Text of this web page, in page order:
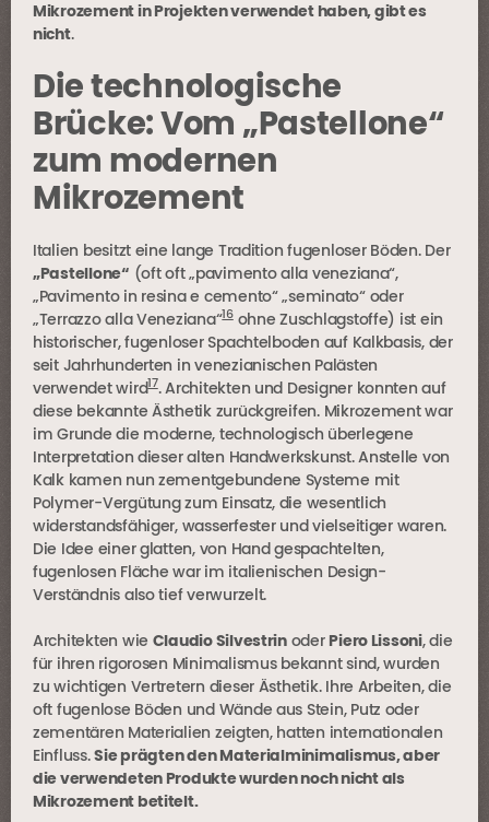
Mikrozement in Projekten verwendet haben, gibt es
nicht.
Die technologische
Brücke: Vom „Pastellone“
zum modernen
Mikrozement
Italien besitzt eine lange Tradition fugenloser Böden. Der
„Pastellone“ (oft oft „pavimento alla veneziana“,
„Pavimento in resina e cemento“ „seminato“ oder
„Terrazzo alla Veneziana“16ohne Zuschlagstoffe) ist ein
historischer, fugenloser Spachtelboden auf Kalkbasis, der
seit Jahrhunderten in venezianischen Palästen
verwendet wird17. Architekten und Designer konnten auf
diese bekannte Ästhetik zurückgreifen. Mikrozement war
im Grunde die moderne, technologisch überlegene
Interpretation dieser alten Handwerkskunst. Anstelle von
Kalk kamen nun zementgebundene Systeme mit
Polymer-Vergütung zum Einsatz, die wesentlich
widerstandsfähiger, wasserfester und vielseitiger waren.
Die Idee einer glatten, von Hand gespachtelten,
fugenlosen Fläche war im italienischen Design-
Verständnis also tief verwurzelt.
Architekten wie Claudio Silvestrinoder Piero Lissoni, die
für ihren rigorosen Minimalismus bekannt sind, wurden
zu wichtigen Vertretern dieser Ästhetik. Ihre Arbeiten, die
oft fugenlose Böden und Wände aus Stein, Putz oder
zementären Materialien zeigten, hatten internationalen
Einfluss.Sie prägten den Materialminimalismus, aber
die verwendeten Produkte wurden noch nicht als
Mikrozement betitelt.